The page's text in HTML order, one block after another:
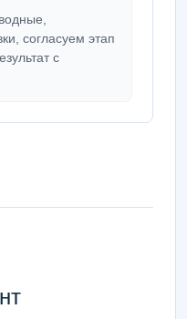
согласуем этап
с